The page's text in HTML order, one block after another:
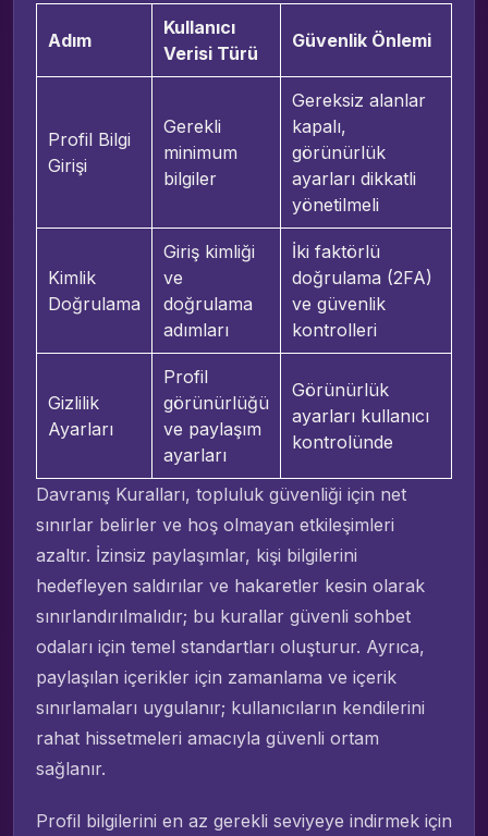
Adım
Kullanıcı
Verisi Türü
Güvenlik Önlemi
Profil Bilgi
Girişi
Gerekli
minimum
bilgiler
Gereksiz alanlar
kapalı,
görünürlük
ayarları dikkatli
yönetilmeli
Kimlik
Doğrulama
Giriş kimliği
ve
doğrulama
adımları
İki faktörlü
doğrulama (2FA)
ve güvenlik
kontrolleri
Gizlilik
Ayarları
Profil
görünürlüğü
ve paylaşım
ayarları
Görünürlük
ayarları kullanıcı
kontrolünde
Davranış Kuralları, topluluk güvenliği için net
sınırlar belirler ve hoş olmayan etkileşimleri
azaltır. İzinsiz paylaşımlar, kişi bilgilerini
hedefleyen saldırılar ve hakaretler kesin olarak
sınırlandırılmalıdır; bu kurallar güvenli sohbet
odaları için temel standartları oluşturur. Ayrıca,
paylaşılan içerikler için zamanlama ve içerik
sınırlamaları uygulanır; kullanıcıların kendilerini
rahat hissetmeleri amacıyla güvenli ortam
sağlanır.
Profil bilgilerini en az gerekli seviyeye indirmek için